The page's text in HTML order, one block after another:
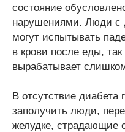
состояние
нарушениями. Люди с
могут испытывать
в крови после еды, так
вырабатывает
В отсутствие диабета
заполучить люди,
желудке, страдающие